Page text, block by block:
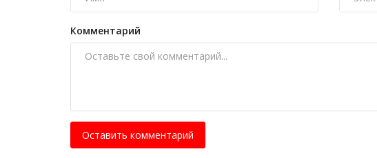
Комментарий
Оставить комментарий